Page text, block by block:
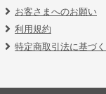
お客さまへのお願い
利用規約
特定商取引法に基づ